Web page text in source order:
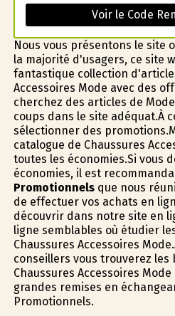
Voir le Code
Nous vous présentons le site
la majorité d'usagers, ce site
fantastique collection
Accessoires Mode avec des
cherchez des articles de
coups dans le site adéquat.À
sélectionner des
catalogue de Chaussures
toutes les économies.Si vous
économies, il est
Promotionnelsque nous
de effectuer vos achats en
découvrir dans notre site en
ligne semblables où étudier
Chaussures Accessoires
conseillers vous trouverez
Chaussures Accessoires
grandes remises en
Promotionnels.